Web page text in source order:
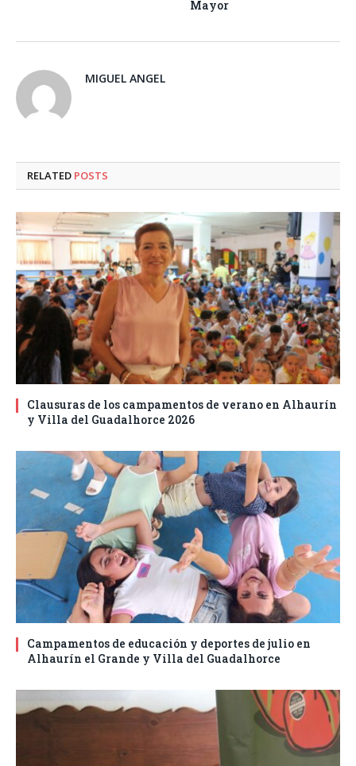
Mayor
MIGUEL ANGEL
RELATED POSTS
Clausuras de los campamentos de verano en Alhaurín
y Villa del Guadalhorce 2026
Campamentos de educación y deportes de julio en
Alhaurín el Grande y Villa del Guadalhorce